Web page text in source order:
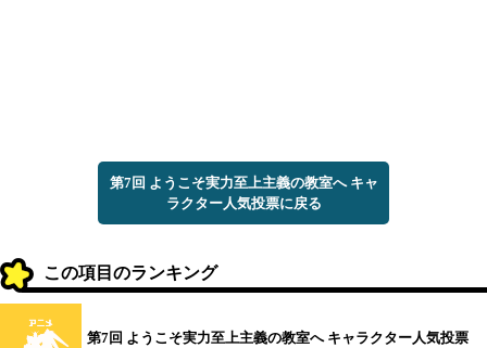
第7回 ようこそ実力至上主義の教室へ キャ
ラクター人気投票に戻る
この項目のランキング
第7回 ようこそ実力至上主義の教室へ キャラクター人気投票